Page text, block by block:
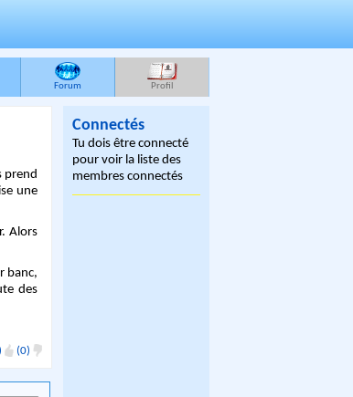
Forum Profil
prend
une
Alors
banc,
des
(0)
Connectés
Tu dois être connecté
pour voir la liste des
membres connectés